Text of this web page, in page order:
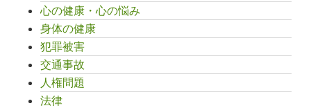
心の健康・心の悩み
身体の健康
犯罪被害
交通事故
人権問題
法律